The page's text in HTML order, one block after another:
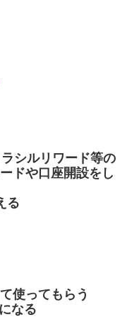
シルリワード等の
ドや口座開設をし
る
使ってもらう
なる